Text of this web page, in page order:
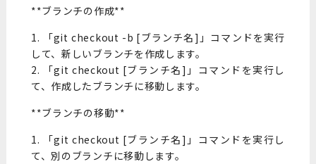
**ブランチの作成**
1. 「git checkout -b [ブランチ名]」コマンドを実行
して、新しいブランチを作成します。
2. 「git checkout [ブランチ名]」コマンドを実行し
て、作成したブランチに移動します。
**ブランチの移動**
1. 「git checkout [ブランチ名]」コマンドを実行し
て、別のブランチに移動します。